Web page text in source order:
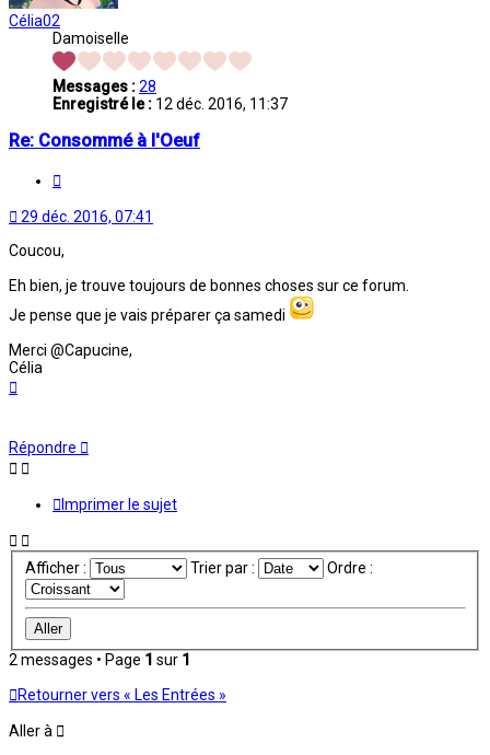
Célia02
Damoiselle
Messages :28
Enregistré le : 12 déc. 2016, 11:37
Re: Consommé à l'Oeuf
29 déc. 2016, 07:41
Coucou,
Eh bien, je trouve toujours de bonnes choses sur ce forum.
Je pense que je vais préparer ça samedi
Merci @Capucine,
Célia
Répondre
Imprimer le sujet
Afficher : Trier par : Ordre :
2 messages • Page 1 sur 1
Retourner vers « Les Entrées »
Aller à